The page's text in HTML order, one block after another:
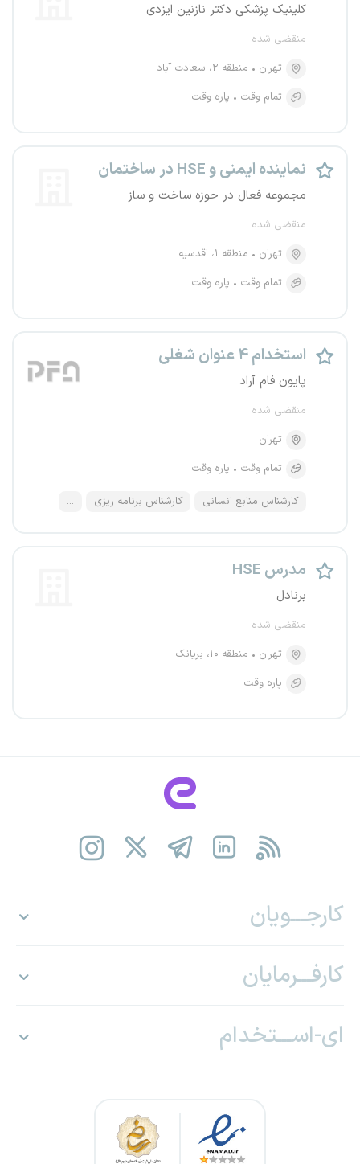
کلینیک پزشکی دکتر نازنین ایزدی
منقضی شده
تهران
منطقه ۲، سعادت آباد
تمام وقت
پاره وقت
نماینده ایمنی و HSE در ساختمان
مجموعه فعال در حوزه ساخت و ساز
منقضی شده
تهران
منطقه ۱، اقدسیه
تمام وقت
پاره وقت
استخدام ۴ عنوان شغلی
پایون فام آراد
منقضی شده
تهران
تمام وقت
پاره وقت
کارشناس منابع انسانی کارشناس برنامه ریزی ...
مدرس HSE
برنادل
منقضی شده
تهران
منطقه ۱۰، بریانک
پاره وقت
کارجـــویان
کارفـــرمایان
ای-اســـتخدام